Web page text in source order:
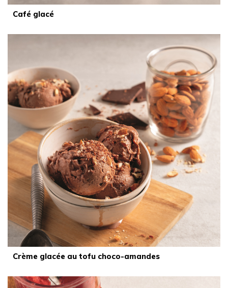
Café glacé
Crème glacée au tofu choco-amandes